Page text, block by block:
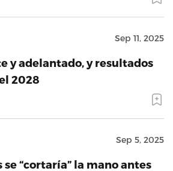
Sep 11, 2025
y adelantado, y resultados
2028
Sep 5, 2025
“cortaría” la mano antes